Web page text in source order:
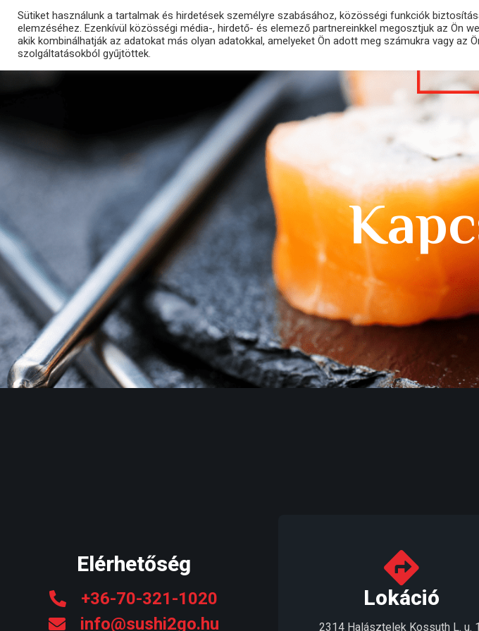
ÉTTERMÜNK ÉTLAP
Elérhetőség
+36-70-321-1020
info@sushi2go.hu
Lokáció
2314 Halásztelek Kossuth L. u.
Sütiket használunk a tartalmak és hirdetések személyre szabásához, közösségi funkciók
elemzéséhez. Ezenkívül közösségi média-, hirdető- és elemező partnereinkkel megosztjuk az Ön
akik kombinálhatják az adatokat más olyan adatokkal, amelyeket Ön adott meg számukra vagy az
szolgáltatásokból gyűjtöttek.